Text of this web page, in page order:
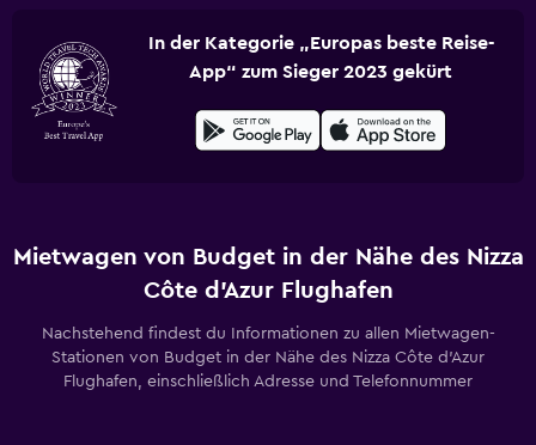
In der Kategorie „Europas beste Reise-
App“ zum Sieger 2023 gekürt
Mietwagen von Budget in der Nähe des Nizza
Côte d’Azur Flughafen
Nachstehend findest du Informationen zu allen Mietwagen-
Stationen von Budget in der Nähe des Nizza Côte d’Azur
Flughafen, einschließlich Adresse und Telefonnummer